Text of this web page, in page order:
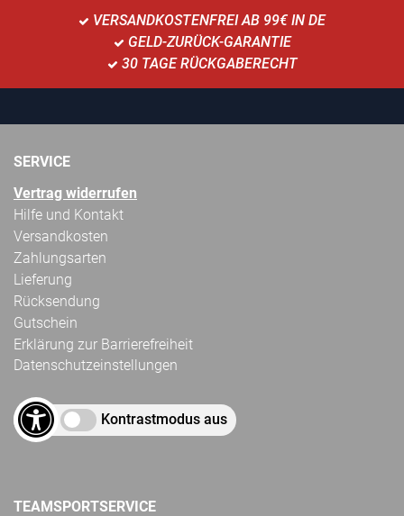
VERSANDKOSTENFREI AB 99€ IN DE
GELD-ZURÜCK-GARANTIE
30 TAGE RÜCKGABERECHT
SERVICE
Vertrag widerrufen
Hilfe und Kontakt
Versandkosten
Zahlungsarten
Lieferung
Rücksendung
Gutschein
Erklärung zur Barrierefreiheit
Datenschutzeinstellungen
Kontrastmodus aus
TEAMSPORTSERVICE